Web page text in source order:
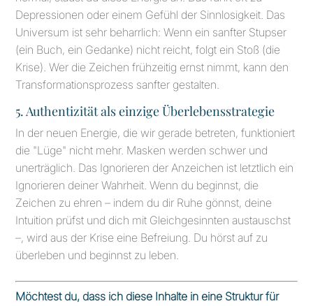
Depressionen oder einem Gefühl der Sinnlosigkeit. Das
Universum ist sehr beharrlich: Wenn ein sanfter Stupser
(ein Buch, ein Gedanke) nicht reicht, folgt ein Stoß (die
Krise). Wer die Zeichen frühzeitig ernst nimmt, kann den
Transformationsprozess sanfter gestalten.
5. Authentizität als einzige Überlebensstrategie
In der neuen Energie, die wir gerade betreten, funktioniert
die "Lüge" nicht mehr. Masken werden schwer und
unerträglich. Das Ignorieren der Anzeichen ist letztlich ein
Ignorieren deiner Wahrheit. Wenn du beginnst, die
Zeichen zu ehren – indem du dir Ruhe gönnst, deine
Intuition prüfst und dich mit Gleichgesinnten austauschst
–, wird aus der Krise eine Befreiung. Du hörst auf zu
überleben und beginnst zu leben.
Möchtest du, dass ich diese Inhalte in eine Struktur für